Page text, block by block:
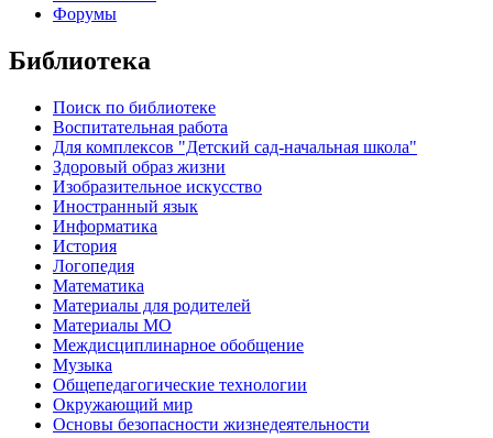
Форумы
Библиотека
Поиск по библиотеке
Воспитательная работа
Для комплексов "Детский сад-начальная школа"
Здоровый образ жизни
Изобразительное искусство
Иностранный язык
Информатика
История
Логопедия
Математика
Материалы для родителей
Материалы МО
Междисциплинарное обобщение
Музыка
Общепедагогические технологии
Окружающий мир
Основы безопасности жизнедеятельности